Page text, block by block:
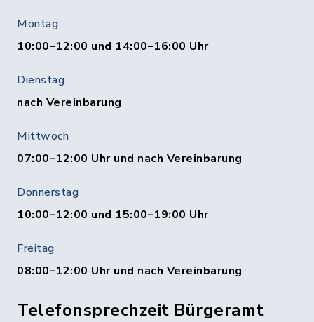
Montag
10:00–12:00 und 14:00–16:00 Uhr
Dienstag
nach Vereinbarung
Mittwoch
07:00–12:00 Uhr und nach Vereinbarung
Donnerstag
10:00–12:00 und 15:00–19:00 Uhr
Freitag
08:00–12:00 Uhr und nach Vereinbarung
Telefonsprechzeit Bürgeramt